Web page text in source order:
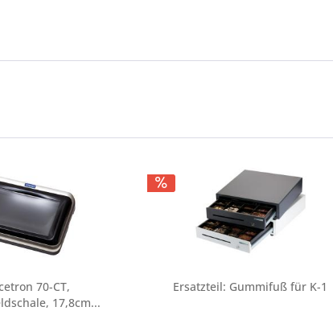
70-CT,
17,8cm...
Ersatzteil: Gummifuß für K-1